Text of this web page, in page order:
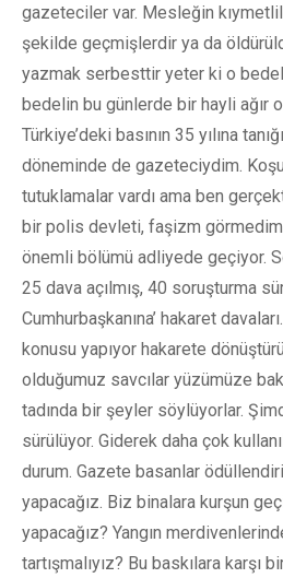
gazeteciler var. Mesleğin
şekilde geçmişlerdir ya da
yazmak serbesttir yeter ki o
bedelin bu günlerde bir hayli ağır
Türkiye’deki basının 35 yılına
döneminde de gazeteciydim.
tutuklamalar vardı ama ben
bir polis devleti, faşizm
önemli bölümü adliyede geçiyor.
25 dava açılmış, 40 soruşturma
Cumhurbaşkanına’ hakaret
konusu yapıyor hakarete
olduğumuz savcılar yüzümüze
tadında bir şeyler söylüyorlar.
sürülüyor. Giderek daha çok
durum. Gazete basanlar
yapacağız. Biz binalara kurşun
yapacağız? Yangın
tartışmalıyız? Bu baskılara